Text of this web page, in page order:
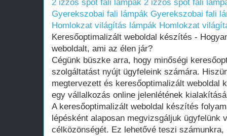
2 izzós spot fali lámpák 2 izzós spot fali
Gyerekszobai fali lámpák Gyerekszobai fali
Homlokzat világítás lámpák Homlokzat
Keresőoptimalizált weboldal készítés -
weboldalt, ami az élen jár?
Cégünk büszke arra, hogy minőségi
szolgáltatást nyújt ügyfeleink számára.
megtervezett és keresőoptimalizált weboldal
egy vállalkozás online jelenlétének
A keresőoptimalizált weboldal készítés
lépésként alaposan megvizsgáljuk ügyfelünk
célközönségét. Ez lehetővé teszi